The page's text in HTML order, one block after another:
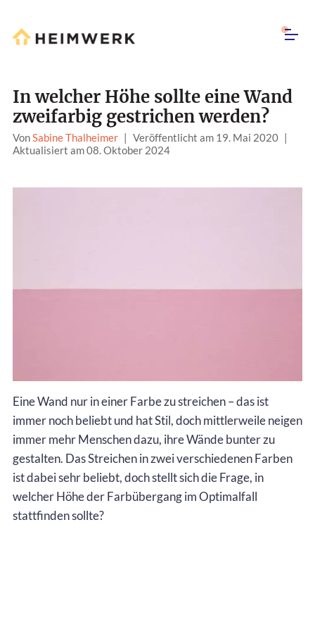
In welcher Höhe sollte eine Wand
zweifarbig gestrichen werden?
VonSabine Thalheimer | Veröffentlicht am 19. Mai 2020 |
Aktualisiert am 08. Oktober 2024
Eine Wand nur in einer Farbe zu streichen – das ist
immer noch beliebt und hat Stil, doch mittlerweile neigen
immer mehr Menschen dazu, ihre Wände bunter zu
gestalten. Das Streichen in zwei verschiedenen Farben
ist dabei sehr beliebt, doch stellt sich die Frage, in
welcher Höhe der Farbübergang im Optimalfall
stattfinden sollte?